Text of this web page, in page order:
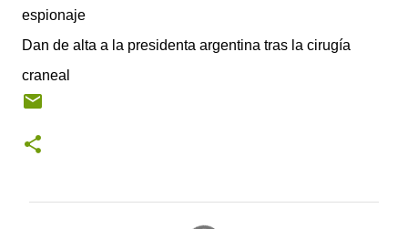
espionaje
Dan de alta a la presidenta argentina tras la cirugía
craneal